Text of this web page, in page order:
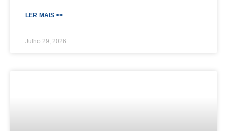
LER MAIS >>
Julho 29, 2026